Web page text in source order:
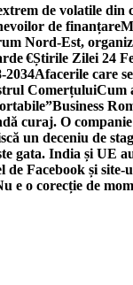
de volatile din
de finanțare
Nord-Est,
€Știrile Zilei 24
2034Afacerile care
ComerțuluiCum
Business
curaj. O
un deceniu de
gata. India și UE
Facebook și site-
e o corecție de